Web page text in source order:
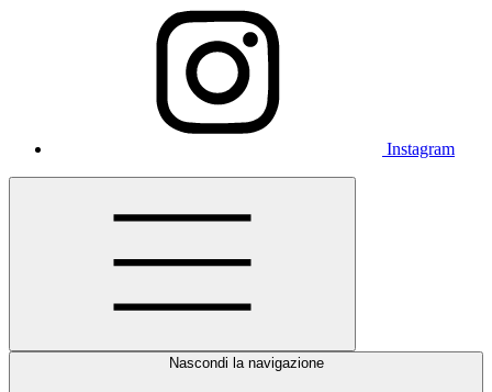
Instagram
Nascondi la navigazione